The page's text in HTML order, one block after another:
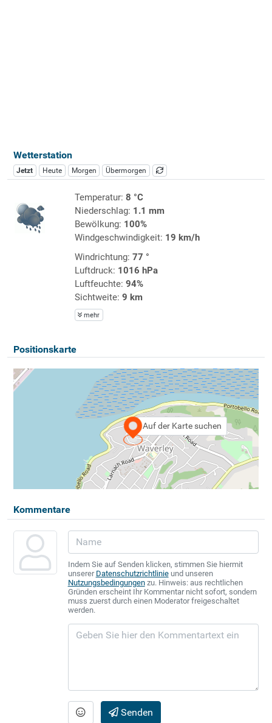
Wetterstation
Jetzt Heute Morgen Übermorgen
Temperatur: 8 °C
Niederschlag: 1.1 mm
Bewölkung: 100%
Windgeschwindigkeit: 19 km/h
Windrichtung: 77 °
Luftdruck: 1016 hPa
Luftfeuchte: 94%
Sichtweite: 9 km
mehr
Positionskarte
Auf der Karte suchen
Kommentare
Indem Sie auf Senden klicken, stimmen Sie hiermit
unserer Datenschutzrichtlinieund unseren
Nutzungsbedingungenzu. Hinweis: aus rechtlichen
Gründen erscheint Ihr Kommentar nicht sofort, sondern
muss zuerst durch einen Moderator freigeschaltet
werden.
Senden